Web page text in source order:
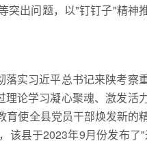
突出问题，以"钉钉子"精神
习近平总书记来陕考察重
论学习凝心聚魂、激发活
使全县党员干部焕发新的
该县于2023年9月份发布了